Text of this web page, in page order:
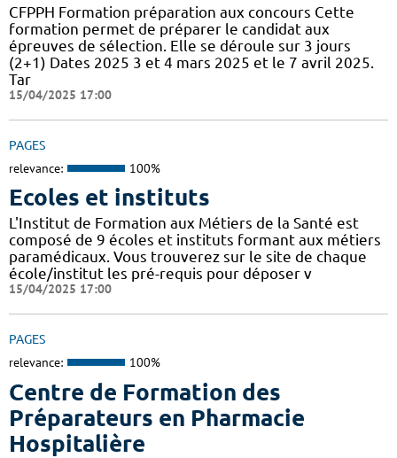
CFPPH Formation préparation aux concours Cette
formation permet de préparer le candidat aux
épreuves de sélection. Elle se déroule sur 3 jours
(2+1) Dates 2025 3 et 4 mars 2025 et le 7 avril 2025.
Tar
15/04/2025 17:00
PAGES
relevance: 100%
Ecoles et instituts
L'Institut de Formation aux Métiers de la Santé est
composé de 9 écoles et instituts formant aux métiers
paramédicaux. Vous trouverez sur le site de chaque
école/institut les pré-requis pour déposer v
15/04/2025 17:00
PAGES
relevance: 100%
Centre de Formation des
Préparateurs en Pharmacie
Hospitalière